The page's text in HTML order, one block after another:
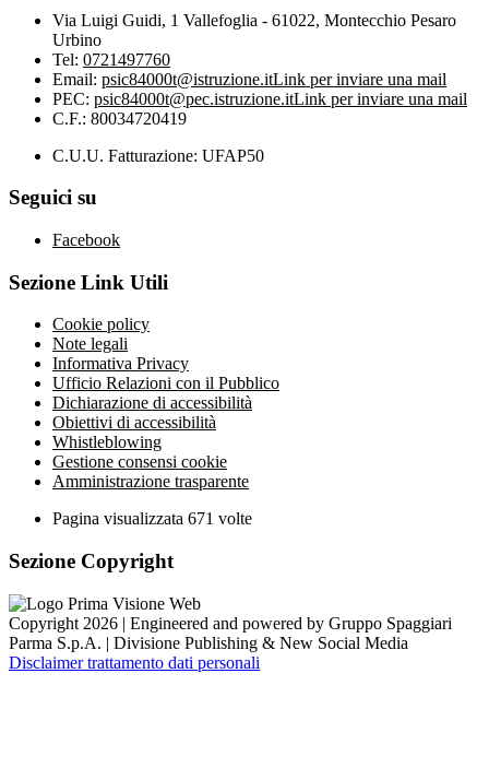
Via Luigi Guidi, 1 Vallefoglia - 61022, Montecchio Pesaro
Urbino
Tel: 0721497760
Email: psic84000t@istruzione.itLink per inviare una mail
PEC: psic84000t@pec.istruzione.itLink per inviare una mail
C.F.: 80034720419
C.U.U. Fatturazione: UFAP50
Seguici su
Facebook
Sezione Link Utili
Cookie policy
Note legali
Informativa Privacy
Ufficio Relazioni con il Pubblico
Dichiarazione di accessibilità
Obiettivi di accessibilità
Whistleblowing
Gestione consensi cookie
Amministrazione trasparente
Pagina visualizzata 671 volte
Sezione Copyright
Copyright 2026 | Engineered and powered by Gruppo Spaggiari
Parma S.p.A. | Divisione Publishing & New Social Media
Disclaimer trattamento dati personali